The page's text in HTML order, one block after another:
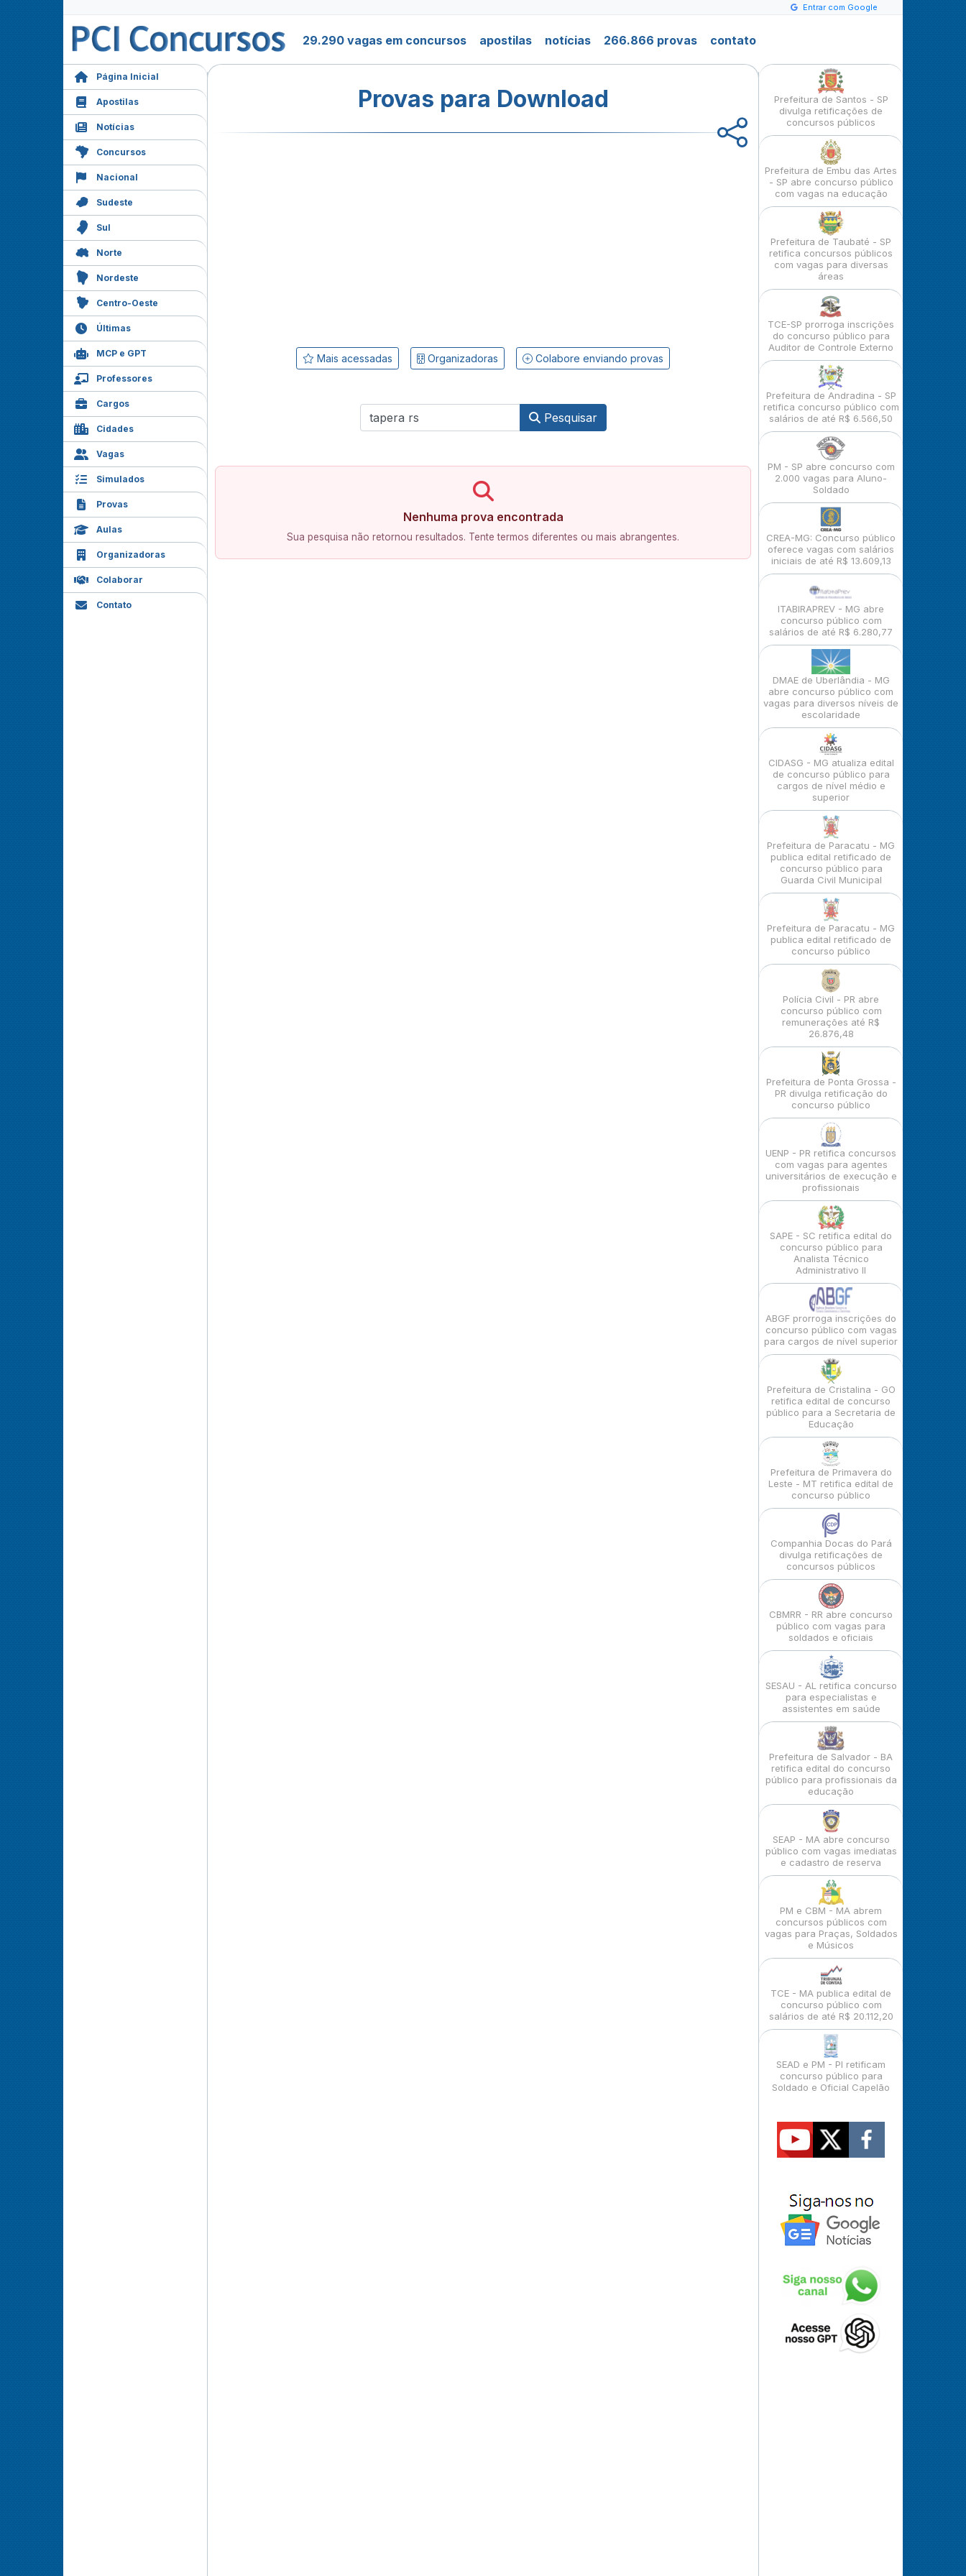
Entrar com Google
29.290 vagas em concursos apostilas notícias 266.866 provas contato
Página Inicial
Apostilas
Notícias
Concursos
Nacional
Sudeste
Sul
Norte
Nordeste
Centro-Oeste
Últimas
MCP e GPT
Professores
Cargos
Cidades
Vagas
Simulados
Provas
Aulas
Organizadoras
Colaborar
Contato
Provas para Download
Mais acessadas Organizadoras Colabore enviando provas
Pesquisar
Nenhuma prova encontrada
Sua pesquisa não retornou resultados. Tente termos diferentes ou mais abrangentes.
Prefeitura de Santos - SP
divulga retificações de
concursos públicos
Prefeitura de Embu das Artes
- SP abre concurso público
com vagas na educação
Prefeitura de Taubaté - SP
retifica concursos públicos
com vagas para diversas
áreas
TCE-SP prorroga inscrições
do concurso público para
Auditor de Controle Externo
Prefeitura de Andradina - SP
retifica concurso público com
salários de até R$ 6.566,50
PM - SP abre concurso com
2.000 vagas para Aluno-
Soldado
CREA-MG: Concurso público
oferece vagas com salários
iniciais de até R$ 13.609,13
ITABIRAPREV - MG abre
concurso público com
salários de até R$ 6.280,77
DMAE de Uberlândia - MG
abre concurso público com
vagas para diversos níveis de
escolaridade
CIDASG - MG atualiza edital
de concurso público para
cargos de nível médio e
superior
Prefeitura de Paracatu - MG
publica edital retificado de
concurso público para
Guarda Civil Municipal
Prefeitura de Paracatu - MG
publica edital retificado de
concurso público
Polícia Civil - PR abre
concurso público com
remunerações até R$
26.876,48
Prefeitura de Ponta Grossa -
PR divulga retificação do
concurso público
UENP - PR retifica concursos
com vagas para agentes
universitários de execução e
profissionais
SAPE - SC retifica edital do
concurso público para
Analista Técnico
Administrativo II
ABGF prorroga inscrições do
concurso público com vagas
para cargos de nível superior
Prefeitura de Cristalina - GO
retifica edital de concurso
público para a Secretaria de
Educação
Prefeitura de Primavera do
Leste - MT retifica edital de
concurso público
Companhia Docas do Pará
divulga retificações de
concursos públicos
CBMRR - RR abre concurso
público com vagas para
soldados e oficiais
SESAU - AL retifica concurso
para especialistas e
assistentes em saúde
Prefeitura de Salvador - BA
retifica edital do concurso
público para profissionais da
educação
SEAP - MA abre concurso
público com vagas imediatas
e cadastro de reserva
PM e CBM - MA abrem
concursos públicos com
vagas para Praças, Soldados
e Músicos
TCE - MA publica edital de
concurso público com
salários de até R$ 20.112,20
SEAD e PM - PI retificam
concurso público para
Soldado e Oficial Capelão